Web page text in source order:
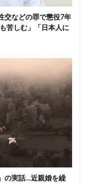
交などの罪で懲役7年
苦しむ」「日本人に
の実話…近親婚を繰